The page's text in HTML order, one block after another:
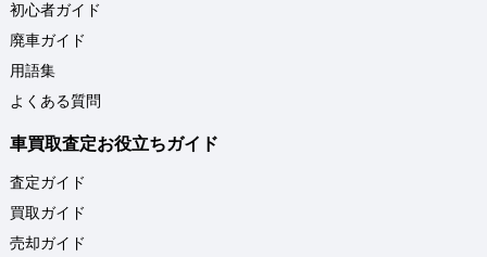
初心者ガイド
廃車ガイド
用語集
よくある質問
車買取査定お役立ちガイド
査定ガイド
買取ガイド
売却ガイド